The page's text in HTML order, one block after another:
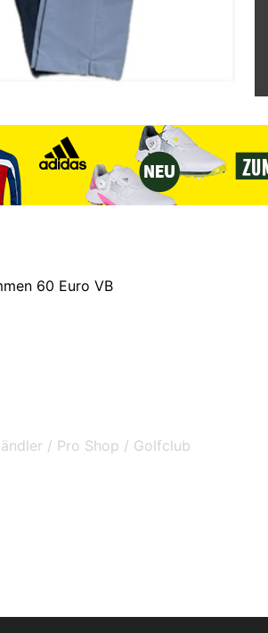
60 Euro VB
/ Pro Shop / Golfclub